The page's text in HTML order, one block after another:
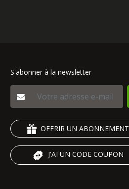
S'abonner à la newsletter
OFFRIR UN ABONNEMENT
J'AI UN CODE COUPON